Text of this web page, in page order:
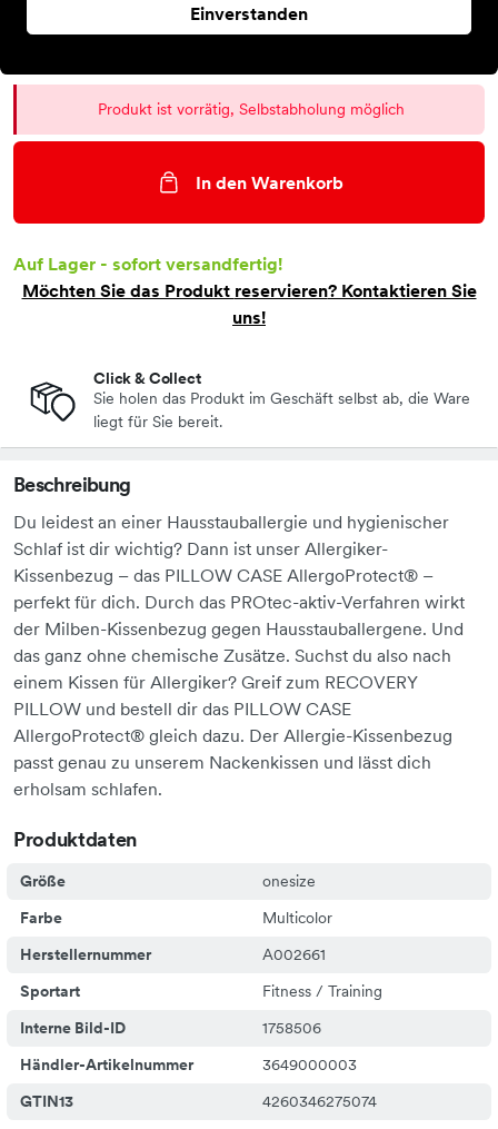
Einverstanden
Produkt ist vorrätig, Selbstabholung möglich
In den Warenkorb
Auf Lager - sofort versandfertig!
Möchten Sie das Produkt reservieren? Kontaktieren Sie
uns!
Click & Collect
Sie holen das Produkt im Geschäft selbst ab, die Ware
liegt für Sie bereit.
Beschreibung
Du leidest an einer Hausstauballergie und hygienischer
Schlaf ist dir wichtig? Dann ist unser Allergiker-
Kissenbezug – das PILLOW CASE AllergoProtect® –
perfekt für dich. Durch das PROtec-aktiv-Verfahren wirkt
der Milben-Kissenbezug gegen Hausstauballergene. Und
das ganz ohne chemische Zusätze. Suchst du also nach
einem Kissen für Allergiker? Greif zum RECOVERY
PILLOW und bestell dir das PILLOW CASE
AllergoProtect® gleich dazu. Der Allergie-Kissenbezug
passt genau zu unserem Nackenkissen und lässt dich
erholsam schlafen.
Produktdaten
Größe
onesize
Farbe
Multicolor
Herstellernummer
A002661
Sportart
Fitness / Training
Interne Bild-ID
1758506
Händler-Artikelnummer
3649000003
GTIN13
4260346275074